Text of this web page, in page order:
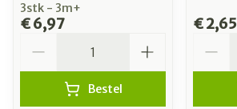
3stk - 3m+
€ 6,97
Bestel
€ 2,65